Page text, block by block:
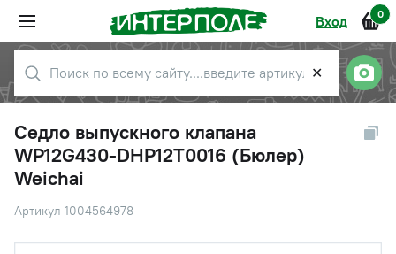
Вход 0
✕
Седло выпускного клапана
WP12G430-DHP12T0016 (Бюлер)
Weichai
Артикул 1004564978